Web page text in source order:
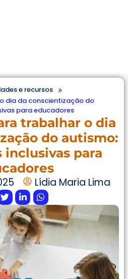
e recursos »
dia da conscientização do
para educadores
trabalhar o dia
do autismo:
inclusivas para
Lídia Maria Lima